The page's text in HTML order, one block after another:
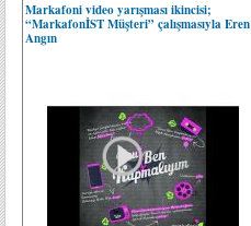
Markafoni video yarışması ikincisi;
“MarkafonİST Müşteri” çalışmasıyla Eren
Angın